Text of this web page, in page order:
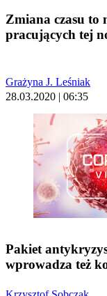
Zmiana czasu to
pracujących tej
Grażyna J. Leśniak
28.03.2020 | 06:35
Pakiet
wprowadza też